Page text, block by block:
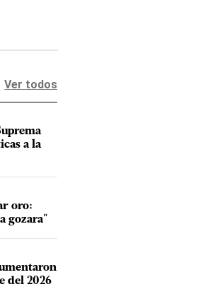
Ver todos
a la
oro:
gozara"
del 2026